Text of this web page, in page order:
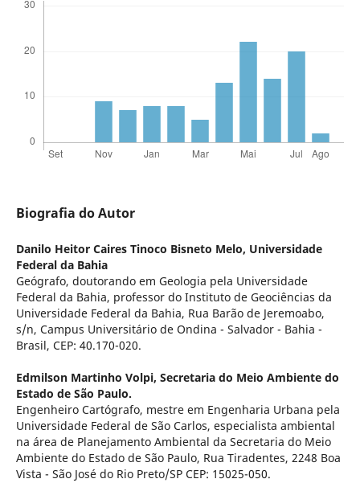
Biografia do Autor
Danilo Heitor Caires Tinoco Bisneto Melo, Universidade
Federal da Bahia
Geógrafo, doutorando em Geologia pela Universidade
Federal da Bahia, professor do Instituto de Geociências da
Universidade Federal da Bahia, Rua Barão de Jeremoabo,
s/n, Campus Universitário de Ondina - Salvador - Bahia -
Brasil, CEP: 40.170-020.
Edmilson Martinho Volpi, Secretaria do Meio Ambiente do
Estado de São Paulo.
Engenheiro Cartógrafo, mestre em Engenharia Urbana pela
Universidade Federal de São Carlos, especialista ambiental
na área de Planejamento Ambiental da Secretaria do Meio
Ambiente do Estado de São Paulo, Rua Tiradentes, 2248 Boa
Vista - São José do Rio Preto/SP CEP: 15025-050.